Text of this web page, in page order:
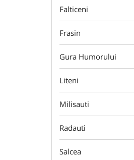
Falticeni
Frasin
Gura Humorului
Liteni
Milisauti
Radauti
Salcea